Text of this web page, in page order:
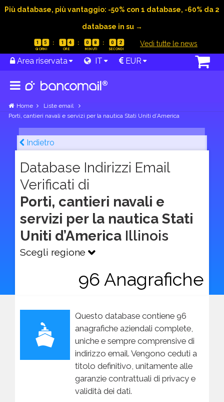
Più database, più vantaggio: -50% con 1 database, -60% da 2
database in su →
1 5 1 4 0 8 0 1 Vedi tutte le news
Area riservata IT EUR
Home
Liste email
Porti, cantieri navali e servizi per la nautica Stati Uniti d’America
Indietro
Database Indirizzi Email
Verificati di
Porti, cantieri navali e
servizi per la nautica Stati
Uniti d’America Illinois
Scegli regione
96 Anagrafiche
Questo database contiene 96
anagrafiche aziendali complete,
uniche e sempre comprensive di
indirizzo email. Vengono ceduti a
titolo definitivo, unitamente alle
garanzie contrattuali di privacy e
validità dei dati.